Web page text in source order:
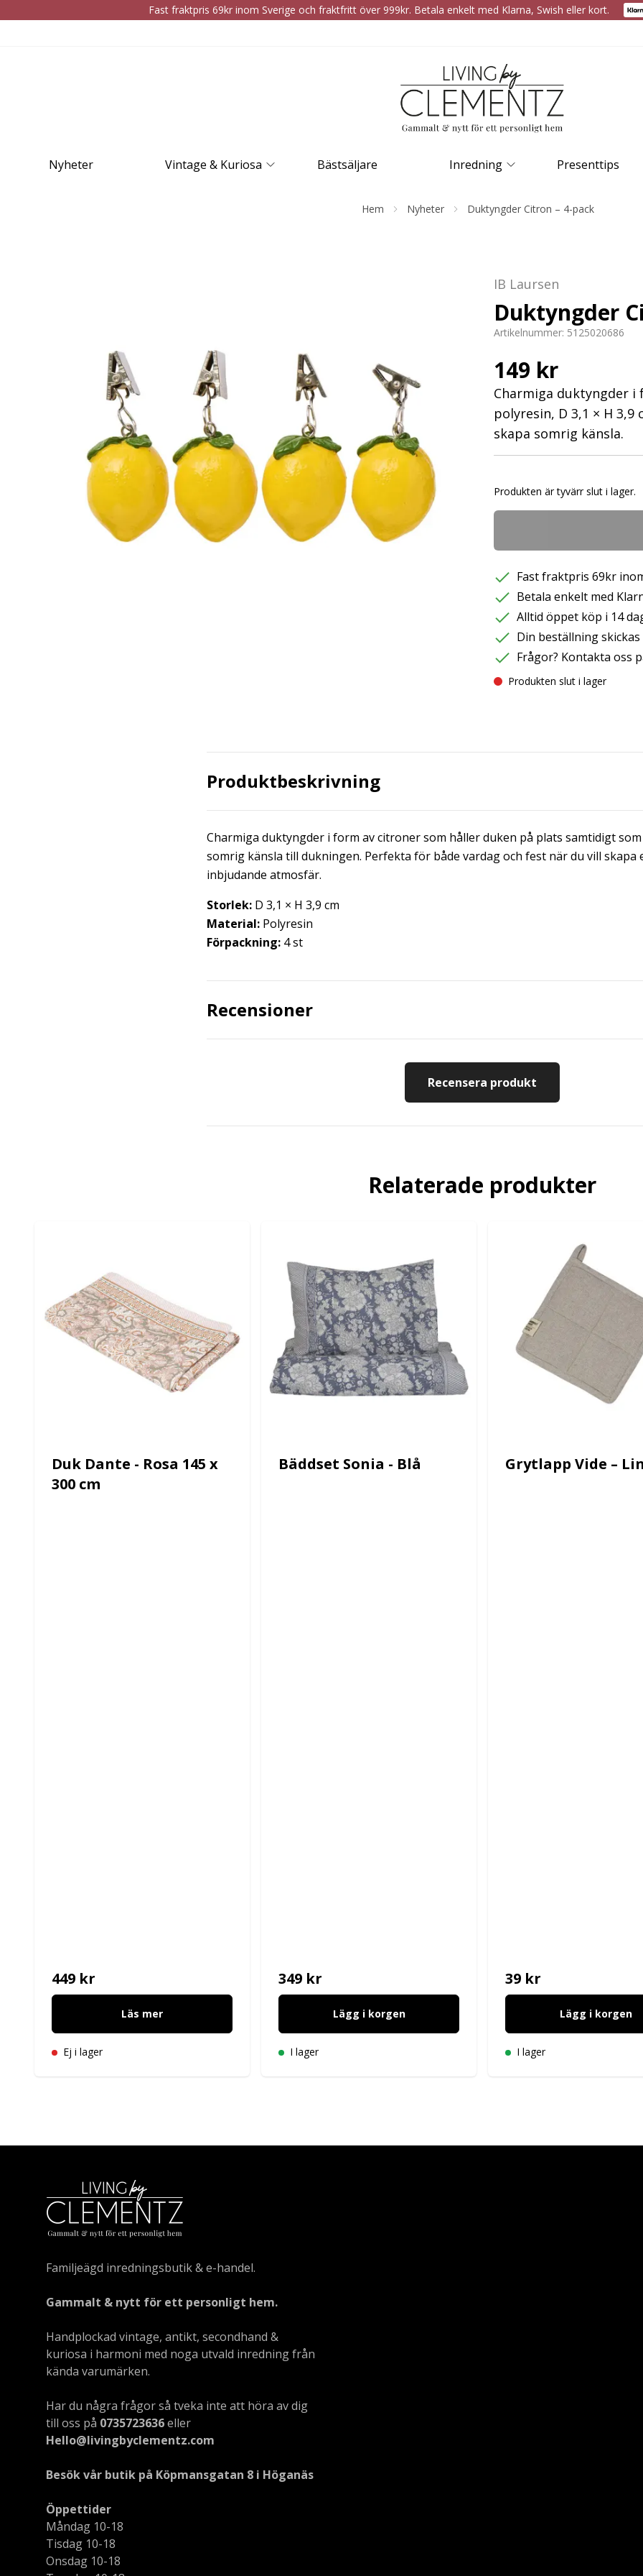
Fast fraktpris 69kr inom Sverige och fraktfritt över 999kr. Betala enkelt med Klarna, Swish eller kort.
Nyheter Vintage & Kuriosa Bästsäljare Inredning Presenttips
Hem Nyheter Duktyngder Citron – 4-pack
IB Laursen
Duktyngder
Artikelnummer: 5125020686
149 kr
Charmiga duktyngder i
polyresin, D 3,1 × H
skapa somrig känsla.
Produkten är tyvärr slut i lager.
Fast fraktpris 69kr
Betala enkelt med
Alltid öppet köp i 14
Din beställning
Frågor? Kontakta oss
Produkten slut i lager
Produktbeskrivning
Charmiga duktyngder i form av citroner som håller duken på plats samtidigt
somrig känsla till dukningen. Perfekta för både vardag och fest när du vill skapa
inbjudande atmosfär.
Storlek: D 3,1 × H 3,9 cm
Material: Polyresin
Förpackning: 4 st
Recensioner
Recensera produkt
Relaterade produkter
Duk Dante - Rosa 145 x
300 cm
449 kr
Läs mer
Ej i lager
Bäddset Sonia - Blå
349 kr
Lägg i korgen
I lager
Grytlapp Vide –
39 kr
Lägg i korgen
I lager
Familjeägd inredningsbutik & e-handel.
Gammalt & nytt för ett personligt hem.
Handplockad vintage, antikt, secondhand &
kuriosa i harmoni med noga utvald inredning från
kända varumärken.
Har du några frågor så tveka inte att höra av dig
till oss på 0735723636eller
Hello@livingbyclementz.com
Besök vår butik på Köpmansgatan 8 i Höganäs
Öppettider
Måndag 10-18
Tisdag 10-18
Onsdag 10-18